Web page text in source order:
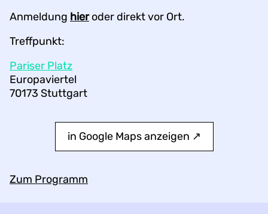
Anmeldung hieroder direkt vor Ort.
Treffpunkt:
Pariser Platz
Europaviertel
70173 Stuttgart
in Google Maps anzeigen ↗︎
Zum Programm